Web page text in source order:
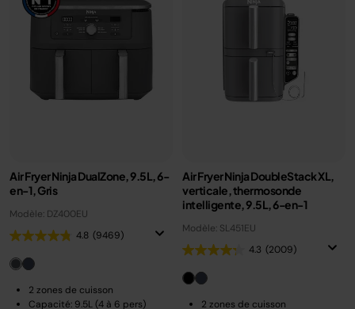
Air Fryer Ninja DualZone, 9.5L, 6-
en-1, Gris
Modèle: DZ400EU
4.8 (9469)
2 zones de cuisson
Capacité: 9.5L (4 à 6 pers)
Air Fryer Ninja DoubleStack XL,
verticale, thermosonde
intelligente, 9.5L, 6-en-1
Modèle: SL451EU
4.3 (2009)
2 zones de cuisson